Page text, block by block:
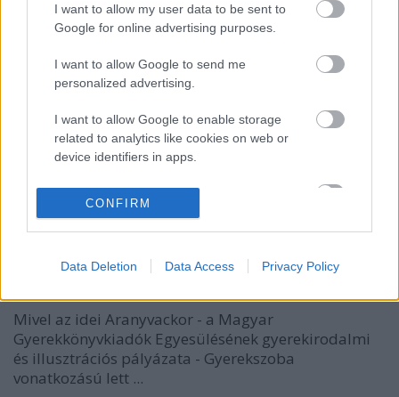
I want to allow my user data to be sent to
Google for online advertising purposes.
I want to allow Google to send me
personalized advertising.
I want to allow Google to enable storage
related to analytics like cookies on web or
device identifiers in apps.
I want to allow Google to enable storage
related to functionality of the website or app.
related to personalization.
I want to allow Google to enable storage
related to security, including authentication
functionality and fraud prevention, and other
user protection.
CONFIRM
Data Deletion Data Access Privacy Policy
lehetőségeket már lassan teljesen kimerítettük, de
eddig valahogy kimaradt az itt látható ...
Iktat-lak
A sokszor a legegyszerűbb ötletekkel lehet a
Főleg, ha az ötlet az esztétikumon túl a funkciót is ...
zaphodbb•2011. február 25.
Mivel az idei Aranyvackor - a Magyar
Gyerekkönyvkiadók Egyesülésének gyerekirodalmi
és illusztrációs pályázata - Gyerekszoba
vonatkozású lett ...